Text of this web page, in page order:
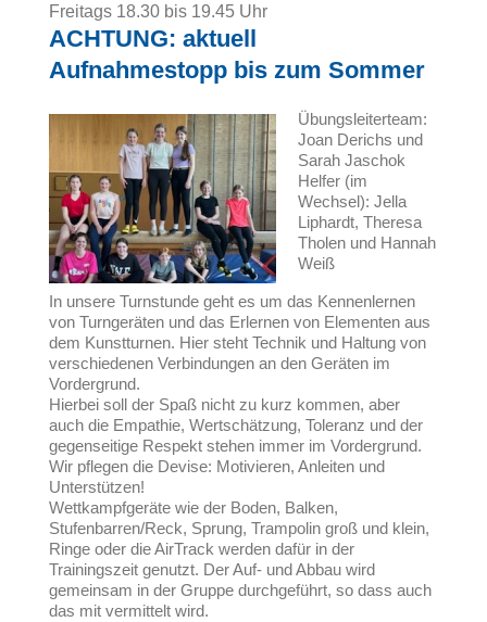
Freitags 18.30 bis 19.45 Uhr
ACHTUNG: aktuell
Aufnahmestopp bis zum Sommer
Übungsleiterteam:
Joan Derichs und
Sarah Jaschok
Helfer (im
Wechsel): Jella
Liphardt, Theresa
Tholen und Hannah
Weiß
In unsere Turnstunde geht es um das Kennenlernen
von Turngeräten und das Erlernen von Elementen aus
dem Kunstturnen. Hier steht Technik und Haltung von
verschiedenen Verbindungen an den Geräten im
Vordergrund.
Hierbei soll der Spaß nicht zu kurz kommen, aber
auch die Empathie, Wertschätzung, Toleranz und der
gegenseitige Respekt stehen immer im Vordergrund.
Wir pflegen die Devise: Motivieren, Anleiten und
Unterstützen!
Wettkampfgeräte wie der Boden, Balken,
Stufenbarren/Reck, Sprung, Trampolin groß und klein,
Ringe oder die AirTrack werden dafür in der
Trainingszeit genutzt. Der Auf- und Abbau wird
gemeinsam in der Gruppe durchgeführt, so dass auch
das mit vermittelt wird.